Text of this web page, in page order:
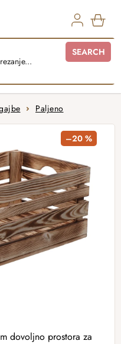
SEARCH
Paljeno
dovoljno prostora za
–20 %